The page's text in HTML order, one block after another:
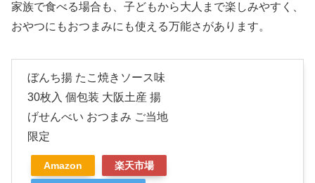
家族で食べる場合も、子どもから大人まで楽しみやすく、
おやつにもおつまみにも使える万能さがあります。
ぼんち揚 たこ焼きソース味
30枚入 個包装 大阪土産 揚
げせんべい おつまみ ご当地
限定
Amazon 楽天市場